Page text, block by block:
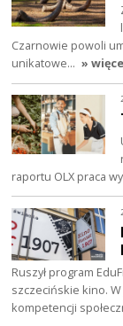
Czarnowie powoli
unikatowe… »
raportu OLX praca
Ruszył program
szczecińskie kino.
kompetencji